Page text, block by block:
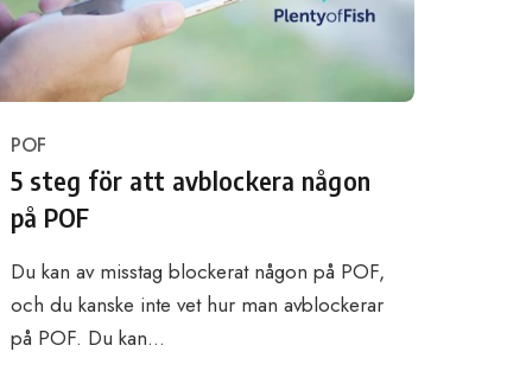
Category
POF
5 steg för att avblockera någon
på POF
Du kan av misstag blockerat någon på POF,
och du kanske inte vet hur man avblockerar
på POF. Du kan…